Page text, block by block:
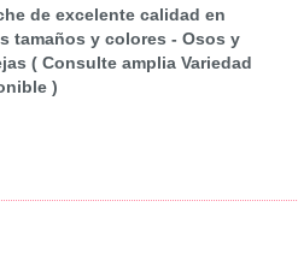
de excelente calidad en
tamaños y colores - Osos y
( Consulte amplia Variedad
)